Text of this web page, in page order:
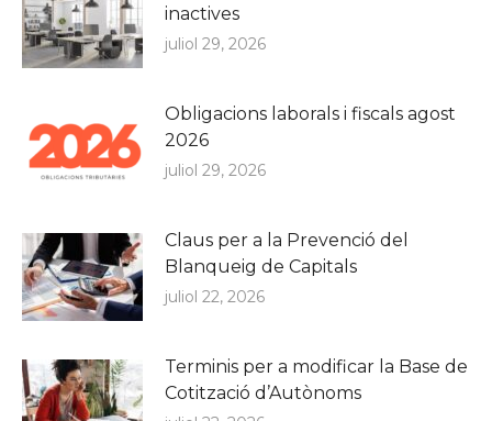
inactives
juliol 29, 2026
Obligacions laborals i fiscals agost
2026
juliol 29, 2026
Claus per a la Prevenció del
Blanqueig de Capitals
juliol 22, 2026
Terminis per a modificar la Base de
Cotització d’Autònoms